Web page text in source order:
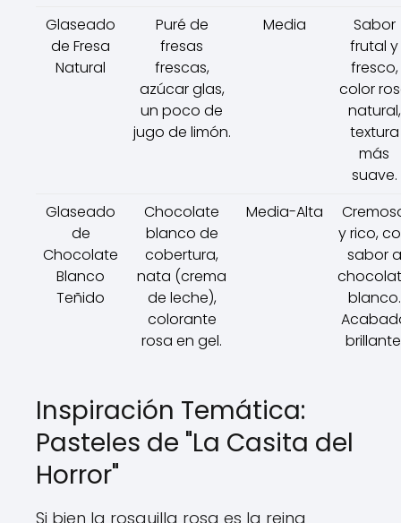
Glaseado
de Fresa
Natural
Puré de
fresas
frescas,
azúcar glas,
un poco de
jugo de limón.
Media
Sabor
frutal y
fresco,
color
natural,
textura
más
suave.
Glaseado
de
Chocolate
Blanco
Teñido
Chocolate
blanco de
cobertura,
nata (crema
de leche),
colorante
rosa en gel.
Media-Alta
y rico,
sabor a
blanco.
Inspiración Temática:
Pasteles de "La Casita del
Horror"
Si bien la rosquilla rosa es la reina